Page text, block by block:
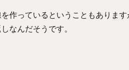
作っているということもありま
なんだそうです。